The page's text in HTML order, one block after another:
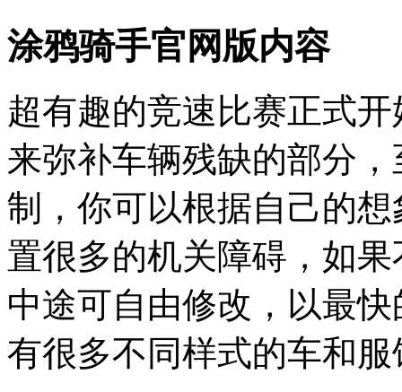
涂鸦骑手官网版内容
超有趣的竞速比赛正式
来弥补车辆残缺的部分
制，你可以根据自己的
置很多的机关障碍，如
中途可自由修改，以最
有很多不同样式的车和